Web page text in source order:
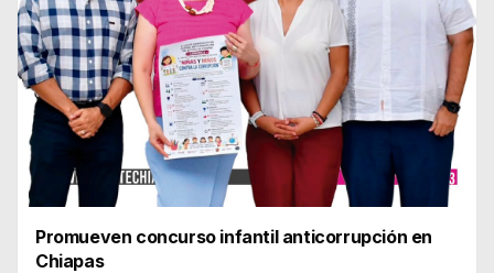
Promueven concurso infantil anticorrupción en
Chiapas